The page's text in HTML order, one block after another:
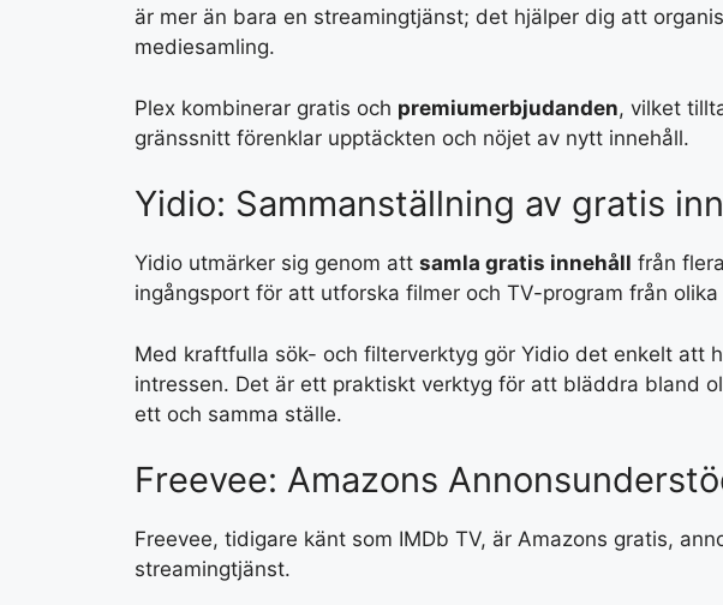
är mer än bara en streamingtjänst; det hjälper dig att
mediesamling.
Plex kombinerar gratis och premiumerbjudanden, vilket
gränssnitt förenklar upptäckten och nöjet av nytt innehåll.
Yidio: Sammanställning av gratis
Yidio utmärker sig genom att samla gratis innehåll från
ingångsport för att utforska filmer och TV-program från
Med kraftfulla sök- och filterverktyg gör Yidio det enkelt att
intressen. Det är ett praktiskt verktyg för att bläddra bland
ett och samma ställe.
Freevee: Amazons
Freevee, tidigare känt som IMDb TV, är Amazons gratis,
streamingtjänst.